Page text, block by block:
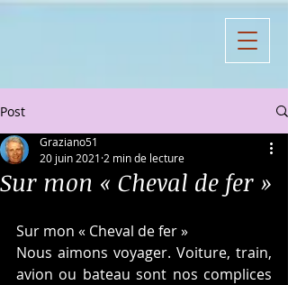
Post
Sur mon « Cheval de fer »
Graziano51
20 juin 2021 2 min de lecture
Sur mon « Cheval de fer »
Nous aimons voyager. Voiture, train,
avion ou bateau sont nos complices